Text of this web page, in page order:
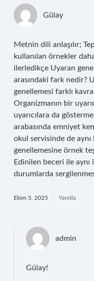
Gülay
Metnin dili anlaşılır;
kullanılan örnekler
ilerledikçe Uyaran
arasındaki fark nedir?
genellemesi farklı
Organizmanın bir
uyarıcılara da
arabasında emniyet
okul servisinde de
genellemesine örnek
Edinilen beceri ile aynı
durumlarda
Ekim 5, 2025 Yanıtla
admin
Gülay!